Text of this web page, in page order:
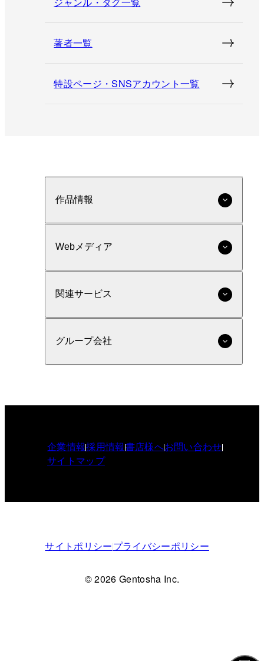
著者一覧
特設ページ・SNSアカウント一覧
作品情報
Webメディア
関連サービス
グループ会社
企業情報採用情報書店様へお問い合わせ
サイトマップ
サイトポリシープライバシーポリシー
© 2026 Gentosha Inc.